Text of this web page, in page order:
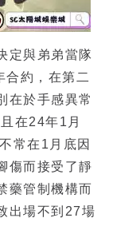
定與弟弟當隊
合約，在第二
在於手感異常
在24年1月
常在1月底因
傷而接受了靜
藥管制機構而
出場不到27場